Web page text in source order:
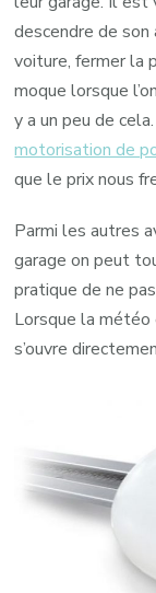
descendre de
voiture, fermer la
moque lorsque
y a un peu de
motorisation de
que le prix nous
Parmi les autres
garage on peut
pratique de ne
Lorsque la météo
s’ouvre